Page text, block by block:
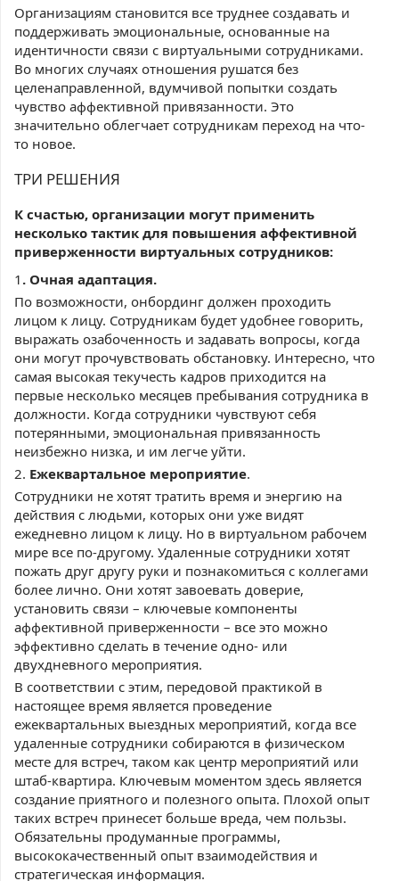
Организациям становится все труднее создавать и
поддерживать эмоциональные, основанные на
идентичности связи с виртуальными сотрудниками.
Во многих случаях отношения рушатся без
целенаправленной, вдумчивой попытки создать
чувство аффективной привязанности. Это
значительно облегчает сотрудникам переход на что-
то новое.
ТРИ РЕШЕНИЯ
К счастью, организации могут применить
несколько тактик для повышения аффективной
приверженности виртуальных сотрудников:
1 . Очная адаптация.
По возможности, онбординг должен проходить
лицом к лицу. Сотрудникам будет удобнее говорить,
выражать озабоченность и задавать вопросы, когда
они могут прочувствовать обстановку. Интересно, что
самая высокая текучесть кадров приходится на
первые несколько месяцев пребывания сотрудника в
должности. Когда сотрудники чувствуют себя
потерянными, эмоциональная привязанность
неизбежно низка, и им легче уйти.
2. Ежеквартальное мероприятие.
Сотрудники не хотят тратить время и энергию на
действия с людьми, которых они уже видят
ежедневно лицом к лицу. Но в виртуальном рабочем
мире все по-другому. Удаленные сотрудники хотят
пожать друг другу руки и познакомиться с коллегами
более лично. Они хотят завоевать доверие,
установить связи – ключевые компоненты
аффективной приверженности – все это можно
эффективно сделать в течение одно- или
двухдневного мероприятия.
В соответствии с этим, передовой практикой в
настоящее время является проведение
ежеквартальных выездных мероприятий, когда все
удаленные сотрудники собираются в физическом
месте для встреч, таком как центр мероприятий или
штаб-квартира. Ключевым моментом здесь является
создание приятного и полезного опыта. Плохой опыт
таких встреч принесет больше вреда, чем пользы.
Обязательны продуманные программы,
высококачественный опыт взаимодействия и
стратегическая информация.